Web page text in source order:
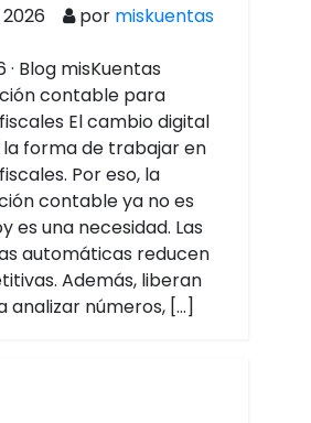
por miskuentas
· Blog misKuentas
contable para
El cambio digital
forma de trabajar en
Por eso, la
contable ya no es
es una necesidad. Las
automáticas reducen
Además, liberan
analizar números, […]